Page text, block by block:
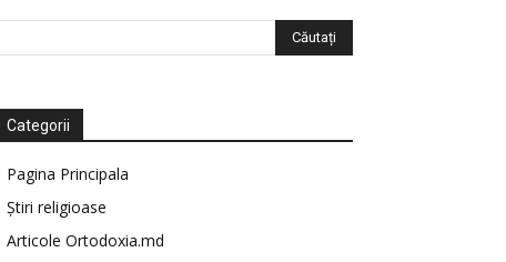
Categorii
Pagina Principala
Știri religioase
Articole Ortodoxia.md